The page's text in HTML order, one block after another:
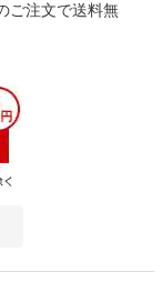
ご注文で送料無